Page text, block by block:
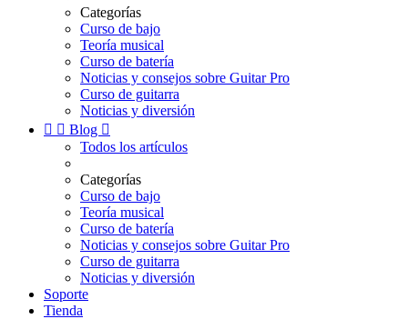
Categorías
Curso de bajo
Teoría musical
Curso de batería
Noticias y consejos sobre Guitar Pro
Curso de guitarra
Noticias y diversión
  Blog 
Todos los artículos
Categorías
Curso de bajo
Teoría musical
Curso de batería
Noticias y consejos sobre Guitar Pro
Curso de guitarra
Noticias y diversión
Soporte
Tienda